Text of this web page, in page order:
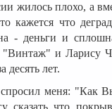
жилось плохо, а
кажется что
- деньги и
и Ларису
десять лет.
меня: "Как
сказать что